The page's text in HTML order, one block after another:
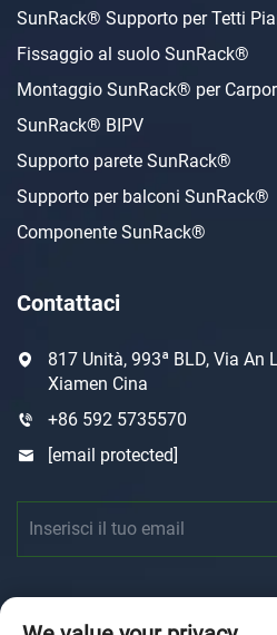
SunRack® Supporto per Tetti
Fissaggio al suolo SunRack®
Montaggio SunRack® per
SunRack® BIPV
Supporto parete SunRack®
Supporto per balconi SunRack®
Componente SunRack®
Contattaci
817 Unità, 993ª BLD, Via An
Xiamen Cina
+86 592 5735570
[email protected]